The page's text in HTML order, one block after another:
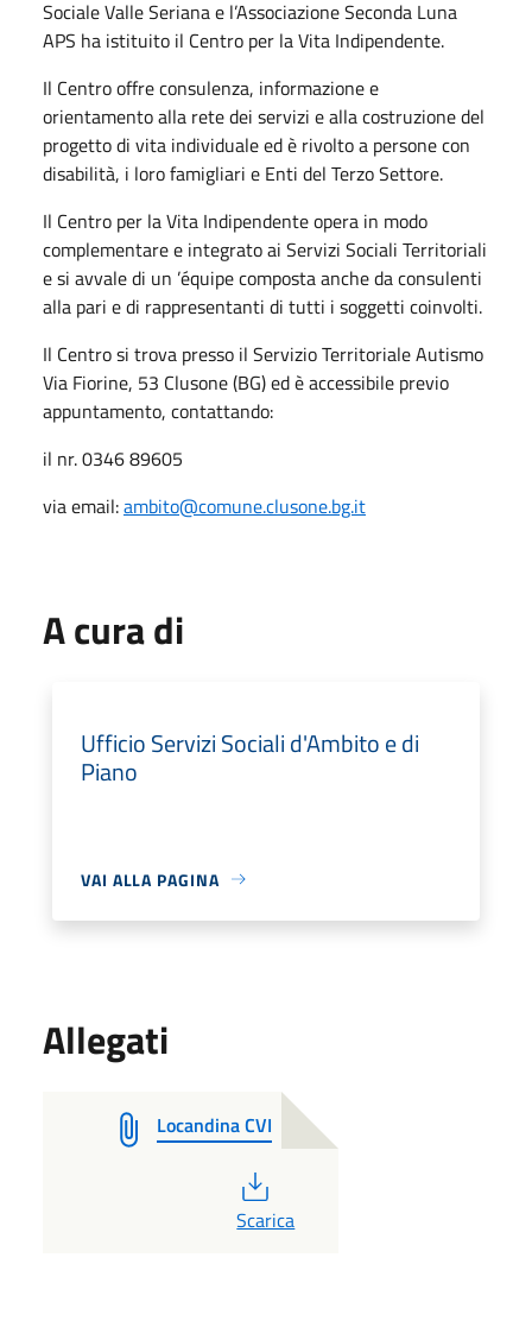
Sociale Valle Seriana e l’Associazione Seconda Luna
APS ha istituito il Centro per la Vita Indipendente.
Il Centro offre consulenza, informazione e
orientamento alla rete dei servizi e alla costruzione del
progetto di vita individuale ed è rivolto a persone con
disabilità, i loro famigliari e Enti del Terzo Settore.
Il Centro per la Vita Indipendente opera in modo
complementare e integrato ai Servizi Sociali Territoriali
e si avvale di un ’équipe composta anche da consulenti
alla pari e di rappresentanti di tutti i soggetti coinvolti.
Il Centro si trova presso il Servizio Territoriale Autismo
Via Fiorine, 53 Clusone (BG) ed è accessibile previo
appuntamento, contattando:
il nr. 0346 89605
via email:ambito@comune.clusone.bg.it
A cura di
Ufficio Servizi Sociali d'Ambito e di
Piano
VAI ALLA PAGINA
Allegati
Locandina CVI
PDF
Scarica